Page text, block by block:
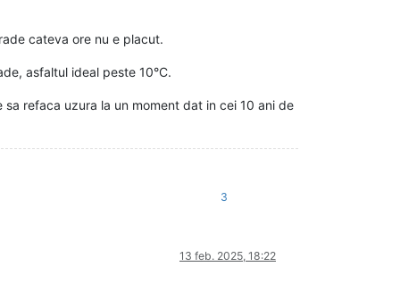
cateva ore nu e placut.
asfaltul ideal peste 10°C.
refaca uzura la un moment dat in cei 10 ani de
3
13 feb. 2025, 18:22